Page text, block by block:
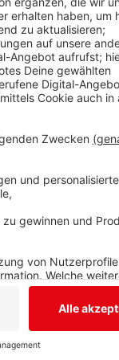
30.000 Euro in
bietet nun viele
haben über ein
angeschafft